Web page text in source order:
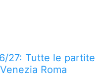
27: Tutte le partite
Roma